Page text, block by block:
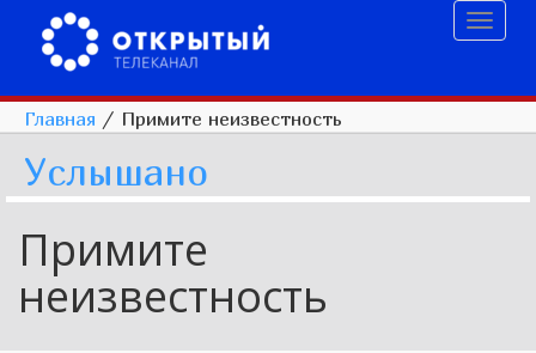
Главная / Примите неизвестность
Услышано
Примите
неизвестность